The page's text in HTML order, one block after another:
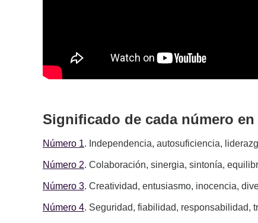
Significado de cada número
Número 1. Independencia, autosuficiencia,
Número 2. Colaboración, sinergia, sintonía,
Número 3. Creatividad, entusiasmo, inocencia,
Número 4. Seguridad, fiabilidad, responsabilidad,